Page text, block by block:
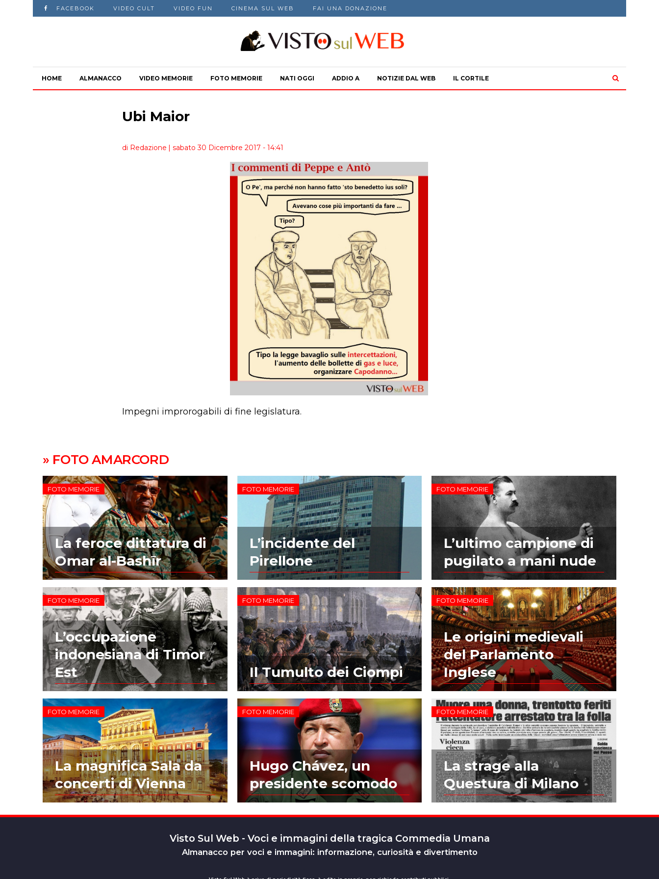
FACEBOOK VIDEO CULT VIDEO FUN CINEMA SUL WEB FAI UNA DONAZIONE
HOME ALMANACCO VIDEO MEMORIE FOTO MEMORIE NATI OGGI ADDIO A NOTIZIE DAL WEB IL CORTILE
Ubi Maior
di Redazione | sabato 30 Dicembre 2017 - 14:41
Impegni improrogabili di fine legislatura.
» FOTO AMARCORD
FOTO MEMORIE
La feroce dittatura di
Omar al-Bashīr
FOTO MEMORIE
L’incidente del
Pirellone
FOTO MEMORIE
L’ultimo campione di
pugilato a mani nude
FOTO MEMORIE
L’occupazione
indonesiana di Timor
Est
FOTO MEMORIE
Il Tumulto dei Ciompi
FOTO MEMORIE
Le origini medievali
del Parlamento
Inglese
FOTO MEMORIE
La magnifica Sala da
concerti di Vienna
FOTO MEMORIE
Hugo Chávez, un
presidente scomodo
FOTO MEMORIE
La strage alla
Questura di Milano
Visto Sul Web - Voci e immagini della tragica Commedia Umana
Almanacco per voci e immagini: informazione, curiosità e divertimento